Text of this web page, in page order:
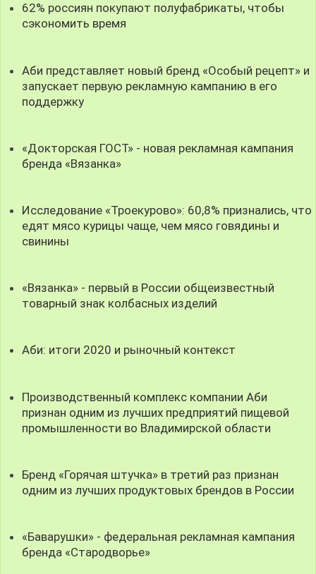
62% россиян покупают полуфабрикаты, чтобы
сэкономить время
Аби представляет новый бренд «Особый рецепт» и
запускает первую рекламную кампанию в его
поддержку
«Докторская ГОСТ» - новая рекламная кампания
бренда «Вязанка»
Исследование «Троекурово»: 60,8% признались, что
едят мясо курицы чаще, чем мясо говядины и
свинины
«Вязанка» - первый в России общеизвестный
товарный знак колбасных изделий
Аби: итоги 2020 и рыночный контекст
Производственный комплекс компании Аби
признан одним из лучших предприятий пищевой
промышленности во Владимирской области
Бренд «Горячая штучка» в третий раз признан
одним из лучших продуктовых брендов в России
«Баварушки» - федеральная рекламная кампания
бренда «Стародворье»